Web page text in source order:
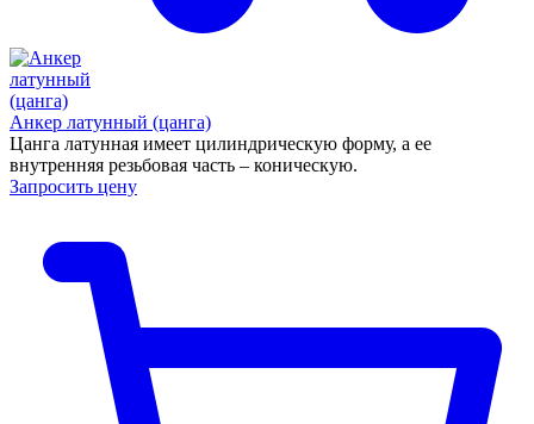
Анкер латунный (цанга)
Цанга латунная имеет цилиндрическую форму, а ее
внутренняя резьбовая часть – коническую.
Запросить цену